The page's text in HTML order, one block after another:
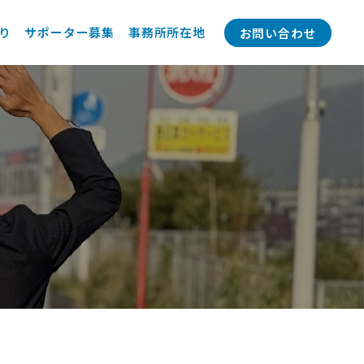
サポーター募集 事務所所在地 お問い合わせ